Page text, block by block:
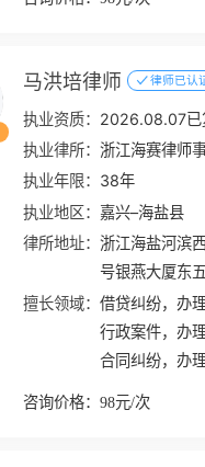
马洪培律师 律师已认
执业资质： 2026.08.07已
执业律所：浙江海赛律师
执业年限： 38年
执业地区： 嘉兴–海盐县
律所地址：浙江海盐河滨
号银燕大厦东
擅长领域：借贷纠纷，办
行政案件，办
合同纠纷，办
咨询价格：98元/次